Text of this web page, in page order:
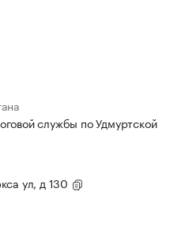
службы по Удмуртской
ул, д 130